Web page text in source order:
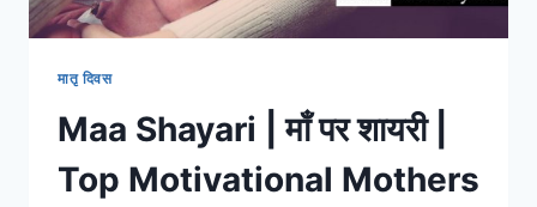
मातृ दिवस
Maa Shayari | माँ पर शायरी |
Top Motivational Mothers